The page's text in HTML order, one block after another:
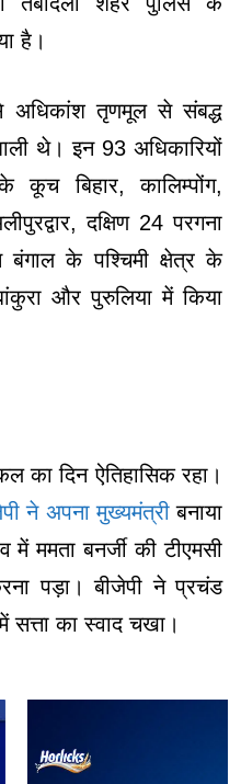
है।
से अधिकांश तृणमूल से संबद्ध
थे। इन 93 अधिकारियों
कूच बिहार, कालिम्पोंग,
दक्षिण 24 परगना
के पश्चिमी क्षेत्र के
और पुरुलिया में किया
का दिन ऐतिहासिक रहा।
ने अपना मुख्यमंत्रीबनाया
ममता बनर्जी की टीएमसी
पड़ा। बीजेपी ने प्रचंड
सत्ता का स्वाद चखा।